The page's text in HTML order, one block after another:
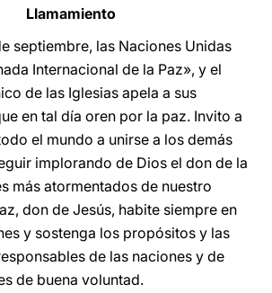
Llamamiento
septiembre, las Naciones Unidas
Internacional de la Paz», y el
de las Iglesias apela a sus
en tal día oren por la paz. Invito a
el mundo a unirse a los demás
implorando de Dios el don de la
más atormentados de nuestro
don de Jesús, habite siempre en
y sostenga los propósitos y las
de las naciones y de
de buena voluntad.